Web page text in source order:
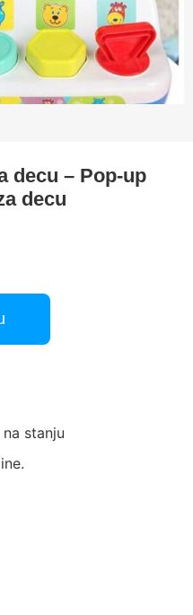
decu – Pop-up
decu
stanju